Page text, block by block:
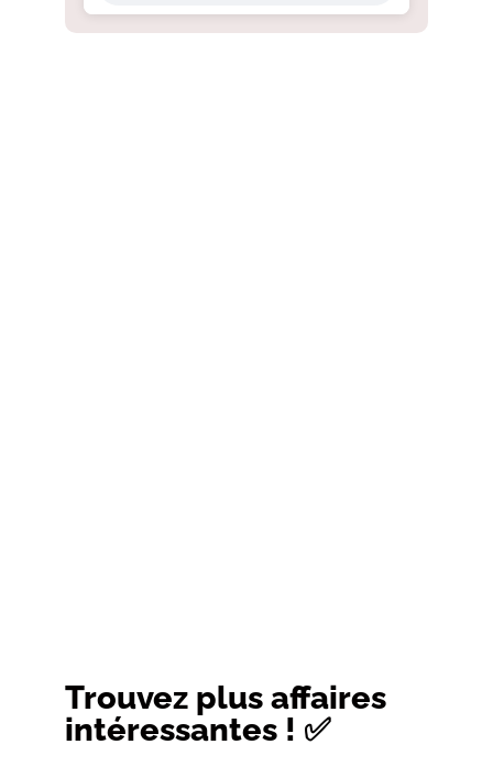
Trouvez plus affaires
intéressantes ! ✅